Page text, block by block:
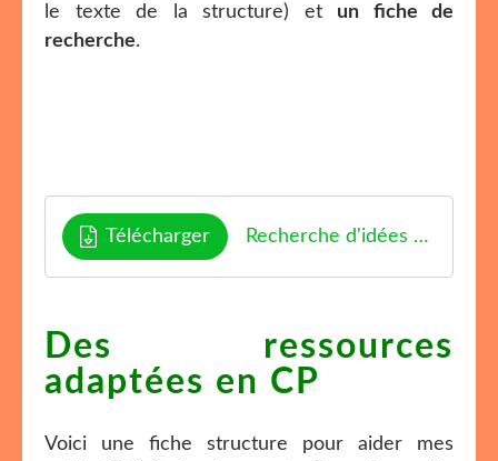
le texte de la structure) et un fiche de
recherche.
Télécharger Recherche d'idées carte de voeux ENJOYCLASSROOM
Des ressources
adaptées en CP
Voici une fiche structure pour aider mes